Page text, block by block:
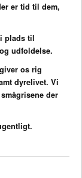
er tid til dem,
plads til
udfoldelse.
os rig
dyrelivet. Vi
der